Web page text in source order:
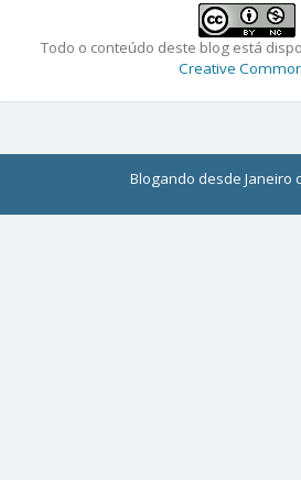
Todo o conteúdo deste blog está
Creative
Blogando desde Janeiro